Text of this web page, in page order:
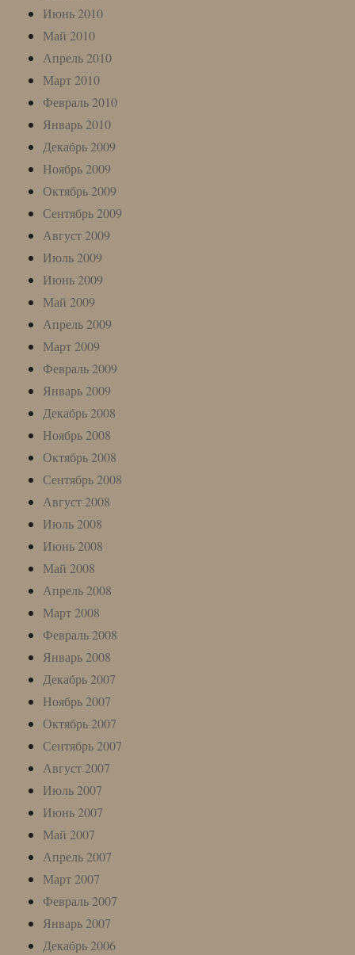
Июнь 2010
Май 2010
Апрель 2010
Март 2010
Февраль 2010
Январь 2010
Декабрь 2009
Ноябрь 2009
Октябрь 2009
Сентябрь 2009
Август 2009
Июль 2009
Июнь 2009
Май 2009
Апрель 2009
Март 2009
Февраль 2009
Январь 2009
Декабрь 2008
Ноябрь 2008
Октябрь 2008
Сентябрь 2008
Август 2008
Июль 2008
Июнь 2008
Май 2008
Апрель 2008
Март 2008
Февраль 2008
Январь 2008
Декабрь 2007
Ноябрь 2007
Октябрь 2007
Сентябрь 2007
Август 2007
Июль 2007
Июнь 2007
Май 2007
Апрель 2007
Март 2007
Февраль 2007
Январь 2007
Декабрь 2006